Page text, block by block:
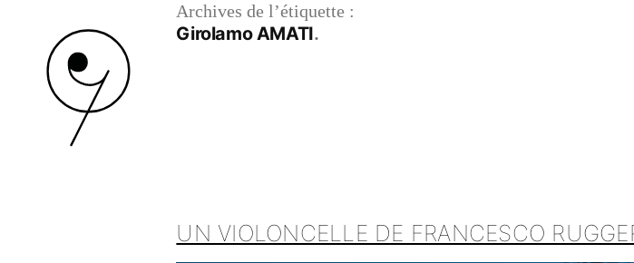
Archives de l’étiquette :
Girolamo AMATI
UN VIOLONCELLE DE FRANCESCO